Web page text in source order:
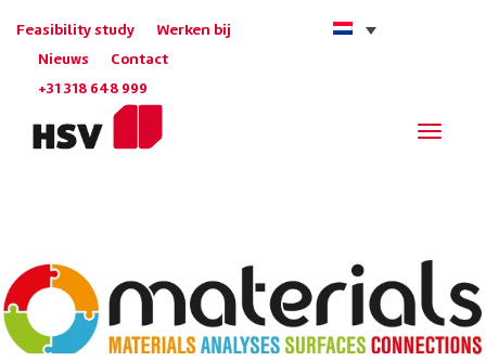
Feasibility study Werken bij
Nieuws Contact
+31 318 648 999